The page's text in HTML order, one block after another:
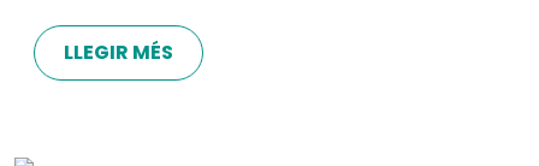
LLEGIR MÉS